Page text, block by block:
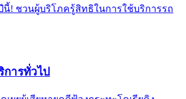
! ชวนผู้บริโภครู้สิทธิในการใช้บริการรถ
ารทั่วไป